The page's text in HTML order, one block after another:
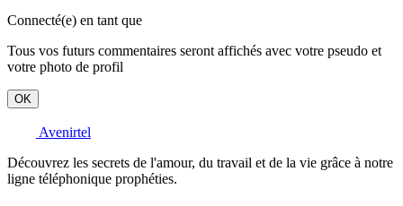
Connecté(e) en tant que
Tous vos futurs commentaires seront affichés avec votre pseudo et
votre photo de profil
OK
Avenirtel
Découvrez les secrets de l'amour, du travail et de la vie grâce à notre
ligne téléphonique prophéties.